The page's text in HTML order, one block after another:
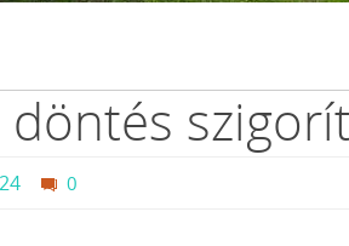
0